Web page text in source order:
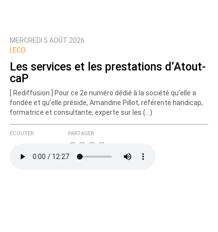
MERCREDI 5 AOÛT 2026
ECO
Les services et les prestations d’Atout-
caP
[ Rediffusion ] Pour ce 2e numéro dédié à la société qu’elle a
fondée et qu’elle préside, Amandine Pillot, référente handicap,
formatrice et consultante, experte sur les (…)
ÉCOUTER PARTAGER